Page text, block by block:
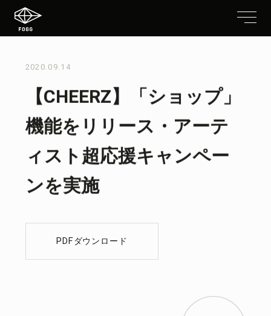
2020.09.14
【CHEERZ】「ショップ」
機能をリリース・アーテ
ィスト超応援キャンペー
ンを実施
PDFダウンロード